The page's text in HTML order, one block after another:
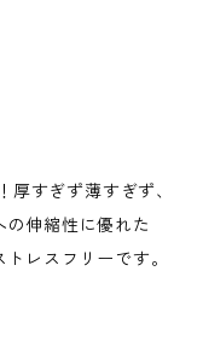
すぎず薄すぎず、
伸縮性に優れた
レスフリーです。